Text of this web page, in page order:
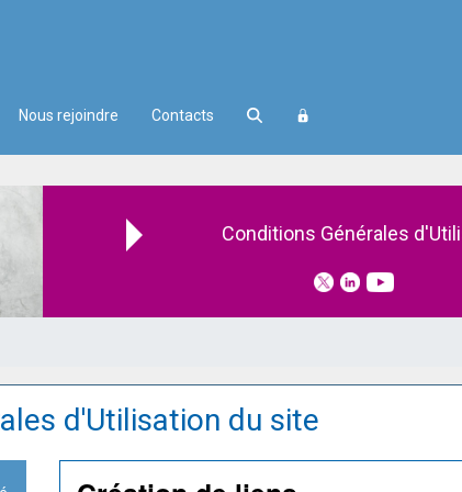
Nous rejoindre Contacts
Conditions Générales
d'Utilisation du site